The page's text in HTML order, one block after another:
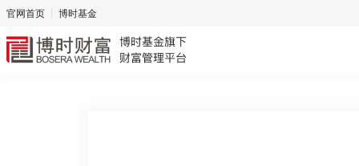
官网首页 博时基金